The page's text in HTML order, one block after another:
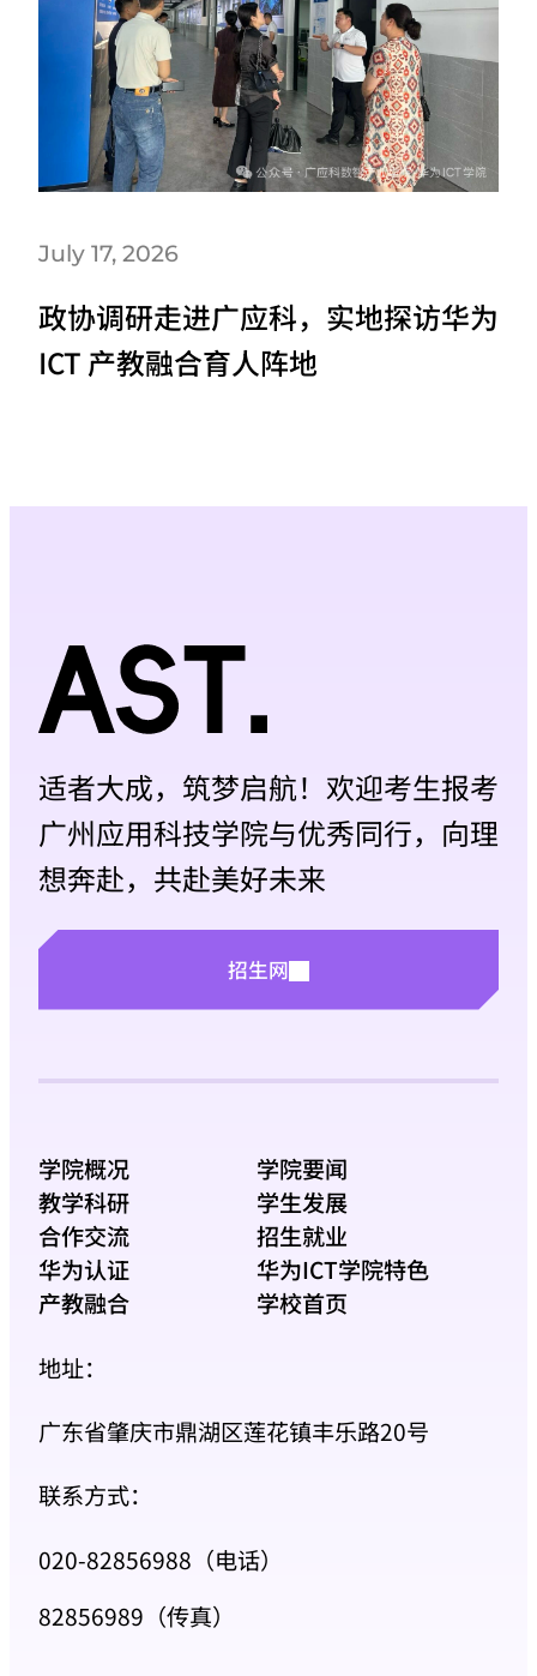
July 17, 2026
政协调研走进广应科，实地探访华为
ICT 产教融合育人阵地
适者大成，筑梦启航！欢迎考生报考
广州应用科技学院与优秀同行，向理
想奔赴，共赴美好未来
招生网
地址：
广东省肇庆市鼎湖区莲花镇丰乐路20号
联系方式：
020-82856988（电话）
82856989（传真）
学院概况
学院要闻
教学科研
学生发展
合作交流
招生就业
华为认证
华为ICT学院特色
产教融合
学校首页